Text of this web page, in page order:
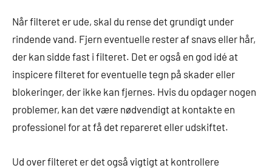
Når filteret er ude, skal du rense det grundigt under
rindende vand. Fjern eventuelle rester af snavs eller hår,
der kan sidde fast i filteret. Det er også en god idé at
inspicere filteret for eventuelle tegn på skader eller
blokeringer, der ikke kan fjernes. Hvis du opdager nogen
problemer, kan det være nødvendigt at kontakte en
professionel for at få det repareret eller udskiftet.
Ud over filteret er det også vigtigt at kontrollere